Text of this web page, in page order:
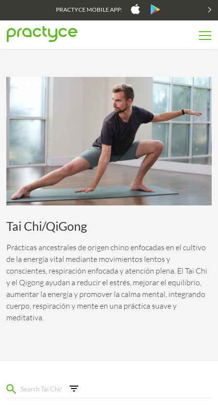
PRACTYCE MOBILE APP:
Tai Chi/QiGong
Prácticas ancestrales de origen chino enfocadas en el cultivo
de la energía vital mediante movimientos lentos y
conscientes, respiración enfocada y atención plena. El Tai Chi
y el Qigong ayudan a reducir el estrés, mejorar el equilibrio,
aumentar la energía y promover la calma mental, integrando
cuerpo, respiración y mente en una práctica suave y
meditativa.